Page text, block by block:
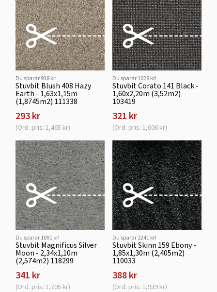
Du sparar 938 kr!
Stuvbit Blush 408 Hazy
Earth - 1,63x1,15m
(1,8745m2) 111338
293 kr
(Ord. pris: 1,465 kr)
Du sparar 1028 kr!
Stuvbit Corato 141 Black -
1,60x2,20m (3,52m2)
103419
321 kr
(Ord. pris: 1,606 kr)
Du sparar 1091 kr!
Stuvbit Magnificus Silver
Moon - 2,34x1,10m
(2,574m2) 118299
341 kr
(Ord. pris: 1,705 kr)
Du sparar 1241 kr!
Stuvbit Skinn 159 Ebony -
1,85x1,30m (2,405m2)
110033
388 kr
(Ord. pris: 1,939 kr)